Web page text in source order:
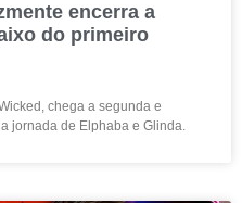
encerra a
do primeiro
chega a segunda e
jornada de Elphaba e Glinda.